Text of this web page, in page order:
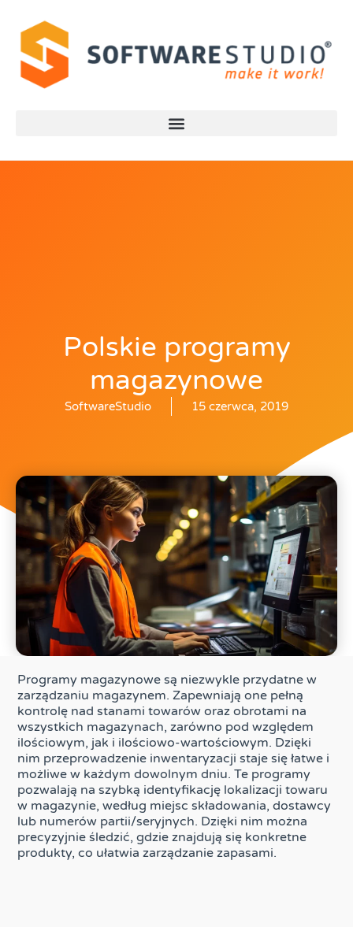
Polskie programy
magazynowe
SoftwareStudio 15 czerwca, 2019
Programy magazynowe są niezwykle przydatne w
zarządzaniu magazynem. Zapewniają one pełną
kontrolę nad stanami towarów oraz obrotami na
wszystkich magazynach, zarówno pod względem
ilościowym, jak i ilościowo-wartościowym. Dzięki
nim przeprowadzenie inwentaryzacji staje się łatwe i
możliwe w każdym dowolnym dniu. Te programy
pozwalają na szybką identyfikację lokalizacji towaru
w magazynie, według miejsc składowania, dostawcy
lub numerów partii/seryjnych. Dzięki nim można
precyzyjnie śledzić, gdzie znajdują się konkretne
produkty, co ułatwia zarządzanie zapasami.